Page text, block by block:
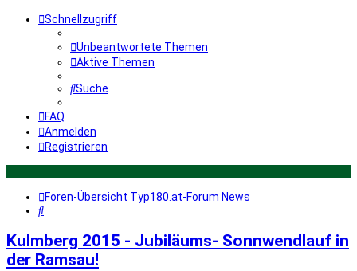
Schnellzugriff
Unbeantwortete Themen
Aktive Themen
Suche
FAQ
Anmelden
Registrieren
Foren-Übersicht Typ180.at-Forum News
Suche
Kulmberg 2015 - Jubiläums- Sonnwendlauf in
der Ramsau!